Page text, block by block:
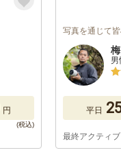
円
写真を通じて
男
平日
最終アクティ